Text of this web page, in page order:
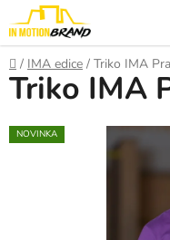
Přejít
na
obsah
Domů
/ IMA edice / Triko IMA
Triko IMA
NOVINKA